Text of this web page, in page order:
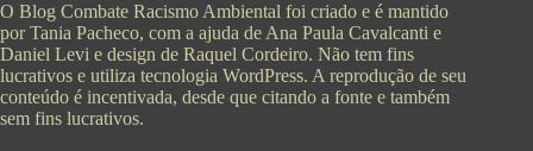
O Blog Combate Racismo Ambiental foi criado e é mantido
por Tania Pacheco, com a ajuda de Ana Paula Cavalcanti e
Daniel Levi e design de Raquel Cordeiro. Não tem fins
lucrativos e utiliza tecnologia WordPress. A reprodução de seu
conteúdo é incentivada, desde que citando a fonte e também
sem fins lucrativos.